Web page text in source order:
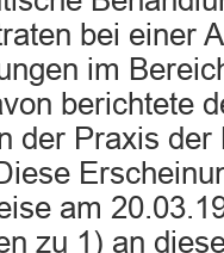
bei einer
im
berichtete
der Praxis der
am
zu 1) an